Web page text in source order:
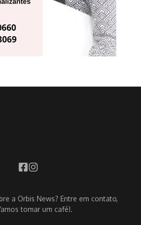
a Orbis News? Entre em contato,
tomar um café!.